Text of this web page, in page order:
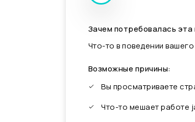
Зачем потребовалась эта
Что-то в поведении
Возможные причины:
Вы просматриваете
Что-то мешает работе